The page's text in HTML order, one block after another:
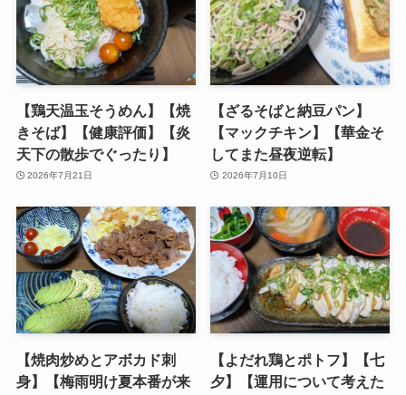
【鶏天温玉そうめん】【焼
きそば】【健康評価】【炎
天下の散歩でぐったり】
2026年7月21日
【ざるそばと納豆パン】
【マックチキン】【華金そ
してまた昼夜逆転】
2026年7月10日
【焼肉炒めとアボカド刺
身】【梅雨明け夏本番が来
【よだれ鶏とポトフ】【七
夕】【運用について考えた